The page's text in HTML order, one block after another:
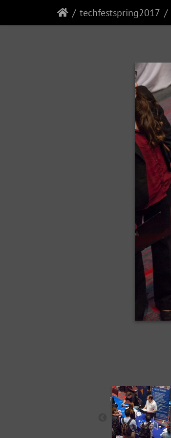
techfestspring2017